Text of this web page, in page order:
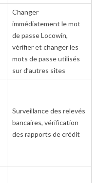
Changer
immédiatement le mot
de passe Locowin,
vérifier et changer les
mots de passe utilisés
sur d’autres sites
Surveillance des relevés
bancaires, vérification
des rapports de crédit